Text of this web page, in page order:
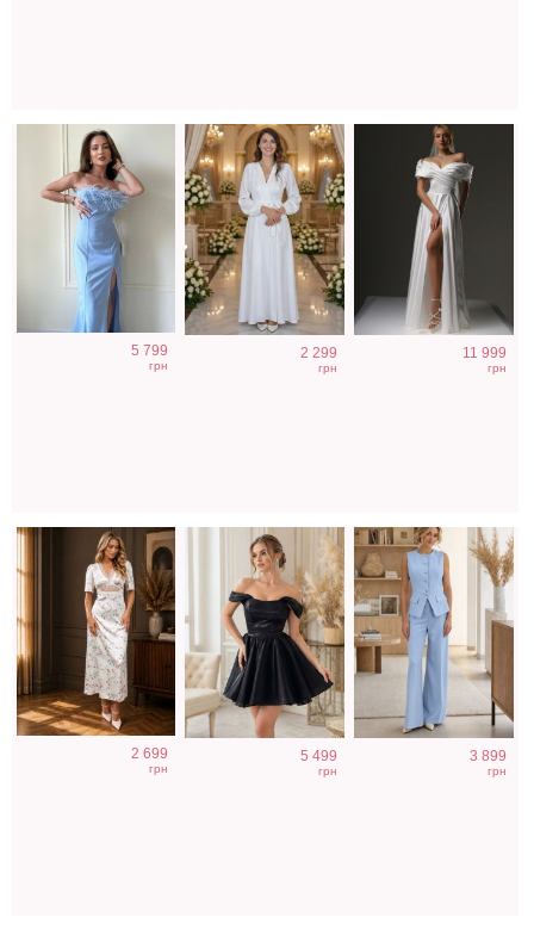
5 799
грн
2 299
грн
11 999
грн
Шелковистое
платье миди
молочного цвета
2 699
грн
Короткое черное
нарядное
короткое платье
5 499
грн
Нарядный
голубой костюм
3 899
грн